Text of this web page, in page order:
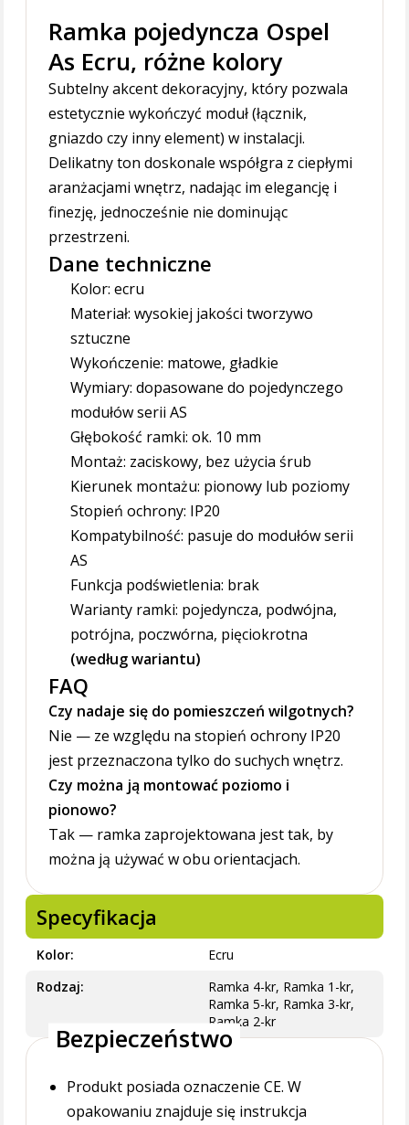
Ramka pojedyncza Ospel
As Ecru, różne kolory
Subtelny akcent dekoracyjny, który pozwala
estetycznie wykończyć moduł (łącznik,
gniazdo czy inny element) w instalacji.
Delikatny ton doskonale współgra z ciepłymi
aranżacjami wnętrz, nadając im elegancję i
finezję, jednocześnie nie dominując
przestrzeni.
Dane techniczne
Kolor: ecru
Materiał: wysokiej jakości tworzywo
sztuczne
Wykończenie: matowe, gładkie
Wymiary: dopasowane do pojedynczego
modułów serii AS
Głębokość ramki: ok. 10 mm
Montaż: zaciskowy, bez użycia śrub
Kierunek montażu: pionowy lub poziomy
Stopień ochrony: IP20
Kompatybilność: pasuje do modułów serii
AS
Funkcja podświetlenia: brak
Warianty ramki: pojedyncza, podwójna,
potrójna, poczwórna, pięciokrotna
(według wariantu)
FAQ
Czy nadaje się do pomieszczeń wilgotnych?
Nie — ze względu na stopień ochrony IP20
jest przeznaczona tylko do suchych wnętrz.
Czy można ją montować poziomo i
pionowo?
Tak — ramka zaprojektowana jest tak, by
można ją używać w obu orientacjach.
Specyfikacja
Kolor
Ecru
Rodzaj
Ramka 4-kr, Ramka 1-kr,
Ramka 5-kr, Ramka 3-kr,
Ramka 2-kr
Bezpieczeństwo
Produkt posiada oznaczenie CE. W
opakowaniu znajduje się instrukcja